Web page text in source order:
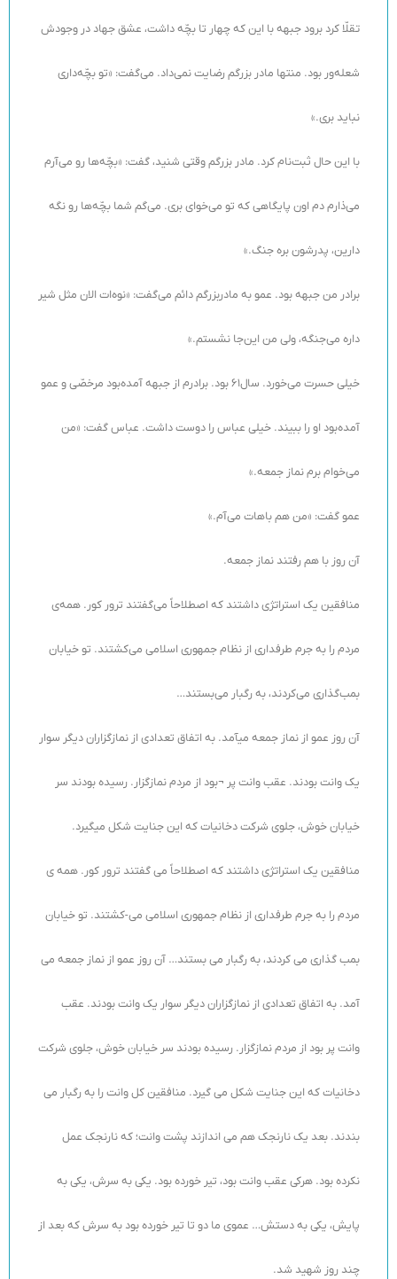
تقلّا کرد برود جبهه با این که چهار تا بچّه داشت، عشق جهاد در وجودش
شعله‌ور بود. منتها مادر بزرگم رضایت نمی‌داد. می‌گفت: «تو بچّه‌داری
نباید بری.»
با این حال ثبت‌نام کرد. مادر بزرگم وقتی شنید، گفت: «بچّه‌ها رو می‌آرم
می‌ذارم دم اون پایگاهی که تو می‌خوای بری. می‌گم شما بچّه‌ها رو نگه
‌دارین، پدرشون بره جنگ.»
برادر من جبهه بود. عمو به مادربزرگم دائم می‌گفت: «نوه‌ات الان مثل شیر
داره می‌جنگه، ولی من این‌جا نشستم.»
خیلی حسرت می‌خورد. سال61 بود. برادرم از جبهه آمده‌بود مرخصّی و عمو
آمده‌بود او را ببیند. خیلی عباس را دوست داشت. عباس گفت: «من
می‌خوام برم نماز جمعه.»
عمو گفت: «من هم باهات می‌آم.»
آن روز با هم رفتند نماز جمعه.
منافقین یک استراتژی داشتند که اصطلاحاً می‌گفتند ترور کور. همه‌ی
مردم را به جرم طرفداری از نظام جمهوری اسلامی می‌کشتند. تو خیابان
بمب‌گذاری می‌کردند، به رگبار می‌بستند…
آن روز عمو از نماز جمعه میآمد. به اتفاق تعدادی از نمازگزاران دیگر سوار
یک وانت بودند. عقب وانت پر ¬بود از مردم نمازگزار. رسیده بودند سر
خیابان خوش، جلوی شرکت دخانیات که این جنایت شکل میگیرد.
منافقین یک استراتژی داشتند که اصطلاحاً می گفتند ترور کور. همه ی
مردم را به جرم طرفداری از نظام جمهوری اسلامی می-کشتند. تو خیابان
بمب گذاری می کردند، به رگبار می بستند… آن روز عمو از نماز جمعه می
آمد. به اتفاق تعدادی از نمازگزاران دیگر سوار یک وانت بودند. عقب
وانت پر بود از مردم نمازگزار. رسیده بودند سر خیابان خوش، جلوی شرکت
دخانیات که این جنایت شکل می گیرد. منافقین کل وانت را به رگبار می
بندند. بعد یک نارنجک هم می اندازند پشت وانت؛ که نارنجک عمل
نکرده بود. هرکی عقب وانت بود، تیر خورده بود. یکی به سرش، یکی به
پایش، یکی به دستش… عموی ما دو تا تیر خورده بود به سرش که بعد از
چند روز شهید شد.